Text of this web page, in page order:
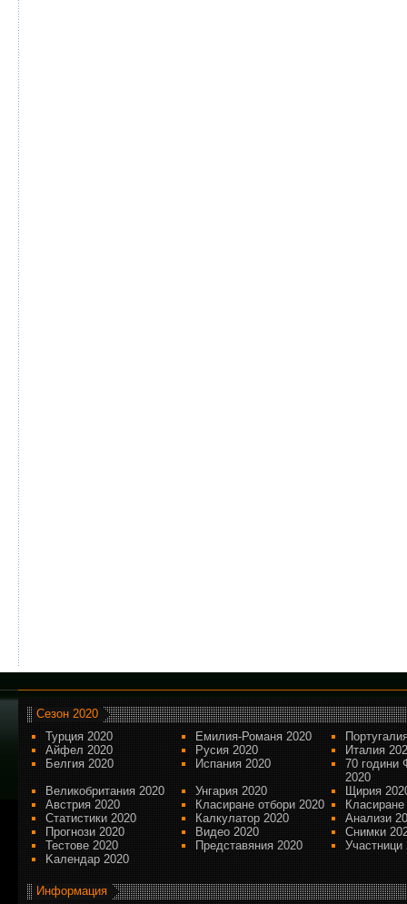
Сезон 2020
Турция 2020
Емилия-Романя 2020
Айфел 2020
Русия 2020
Италия
Белгия 2020
Испания 2020
70 години
2020
Великобритания 2020
Унгария 2020
Щирия
Австрия 2020
Класиране отбори 2020
Статистики 2020
Калкулатор 2020
Анализи
Прогнози 2020
Видео 2020
Снимки
Тестове 2020
Представяния 2020
Участници
Kалендар 2020
Информация